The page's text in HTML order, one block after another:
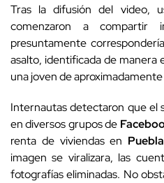
Tras la difusión del video,
comenzaron a compartir
presuntamente
asalto, identificada de manera
una joven de
Internautas detectaron que el
en diversos grupos de
renta de viviendas en Puebla
imagen se viralizara, las
fotografías eliminadas. No